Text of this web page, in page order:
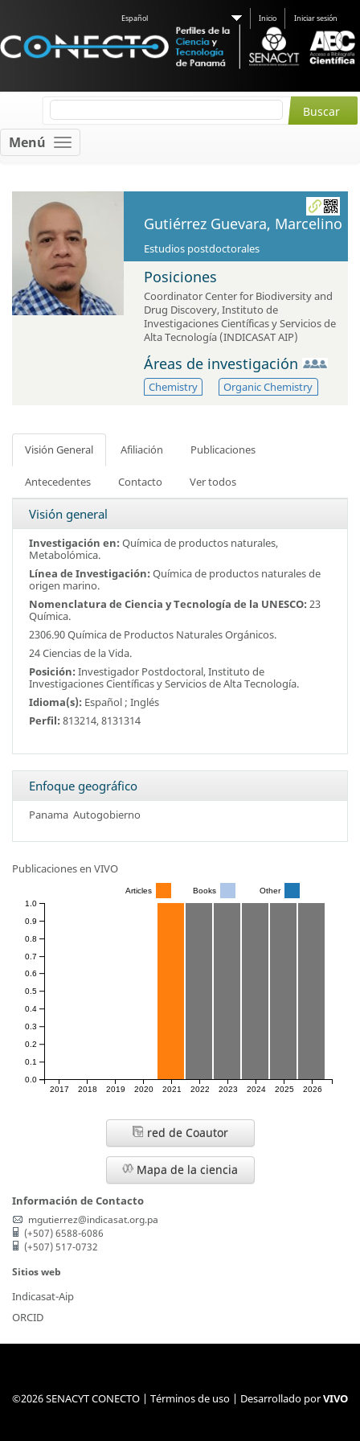
Español Inicio Iniciar sesión
Menú
Gutiérrez Guevara, Marcelino
Estudios postdoctorales
Posiciones
Coordinator Center for Biodiversity and
Drug Discovery,Instituto de
Investigaciones Científicas y Servicios de
Alta Tecnología (INDICASAT AIP)
Áreas de investigación
Chemistry Organic Chemistry
Visión General Afiliación Publicaciones
Antecedentes Contacto Ver todos
Visión general
Investigación en: Química de productos naturales,
Metabolómica.
Línea de Investigación: Química de productos naturales de
origen marino.
Nomenclatura de Ciencia y Tecnología de la UNESCO: 23
Química.
2306.90 Química de Productos Naturales Orgánicos.
24 Ciencias de la Vida.
Posición: Investigador Postdoctoral, Instituto de
Investigaciones Científicas y Servicios de Alta Tecnología.
Idioma(s): Español ; Inglés
Perfil: 813214,8131314
Enfoque geográfico
Panama Autogobierno
Publicaciones en VIVO
2017 2018 2019 2020 2021 2022 2023 2024 2025 2026
0.0
0.1
0.2
0.3
0.4
0.5
0.6
0.7
0.8
0.9
1.0
Articles Books Other
red de Coautor
Mapa de la ciencia
Información de Contacto
mgutierrez@indicasat.org.pa
(+507) 6588-6086
(+507) 517-0732
Sitios web
Indicasat-Aip
ORCID
©2026 SENACYT CONECTO | Términos de uso | Desarrollado porVIVO